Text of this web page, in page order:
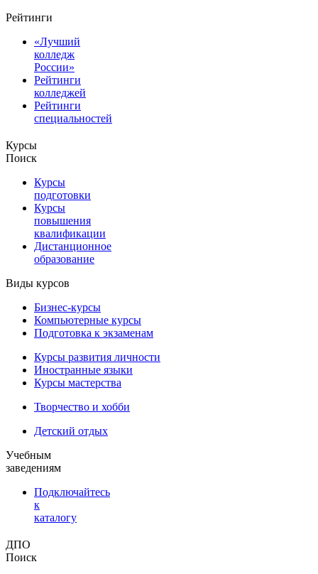
Рейтинги
«Лучший
колледж
России»
Рейтинги
колледжей
Рейтинги
специальностей
Курсы
Поиск
Курсы
подготовки
Курсы
повышения
квалификации
Дистанционное
образование
Виды курсов
Бизнес-курсы
Компьютерные курсы
Подготовка к экзаменам
Курсы развития личности
Иностранные языки
Курсы мастерства
Творчество и хобби
Детский отдых
Учебным
заведениям
Подключайтесь
к
каталогу
ДПО
Поиск